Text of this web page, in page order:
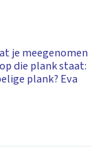
je meegenomen
die plank staat:
plank? Eva